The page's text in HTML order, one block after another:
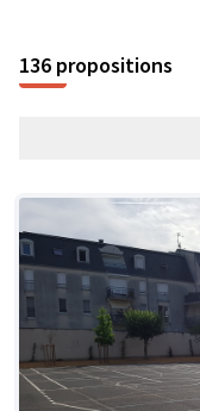
136 propositions